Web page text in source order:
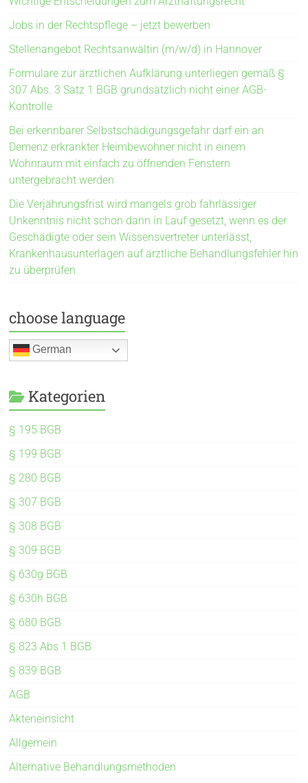
Jobs in der Rechtspflege – jetzt bewerben
Stellenangebot Rechtsanwältin (m/w/d) in Hannover
Formulare zur ärztlichen Aufklärung unterliegen gemäß §
307 Abs. 3 Satz 1 BGB grundsätzlich nicht einer AGB-
Kontrolle
Bei erkennbarer Selbstschädigungsgefahr darf ein an
Demenz erkrankter Heimbewohner nicht in einem
Wohnraum mit einfach zu öffnenden Fenstern
untergebracht werden
Die Verjährungsfrist wird mangels grob fahrlässiger
Unkenntnis nicht schon dann in Lauf gesetzt, wenn es der
Geschädigte oder sein Wissensvertreter unterlässt,
Krankenhausunterlagen auf ärztliche Behandlungsfehler hin
zu überprüfen
choose language
German
Kategorien
§ 195 BGB
§ 199 BGB
§ 280 BGB
§ 307 BGB
§ 308 BGB
§ 309 BGB
§ 630g BGB
§ 630h BGB
§ 680 BGB
§ 823 Abs 1 BGB
§ 839 BGB
AGB
Akteneinsicht
Allgemein
Alternative Behandlungsmethoden